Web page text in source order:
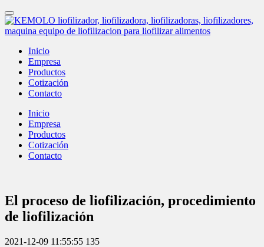
Inicio
Empresa
Productos
Cotización
Contacto
Inicio
Empresa
Productos
Cotización
Contacto
El proceso de liofilización, procedimiento
de liofilización
2021-12-09 11:55:55 135